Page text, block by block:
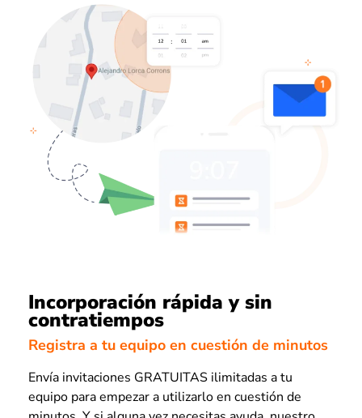
Incorporación rápida y sin
contratiempos
Registra a tu equipo en cuestión de minutos
Envía invitaciones GRATUITAS ilimitadas a tu
equipo para empezar a utilizarlo en cuestión de